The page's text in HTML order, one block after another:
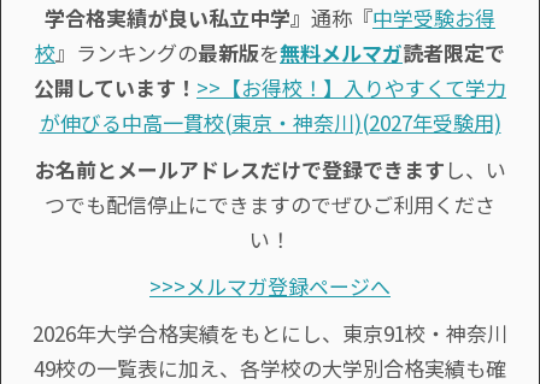
学合格実績が良い私立中学』 通称『中学受験お得
校』ランキングの最新版を無料メルマガ読者限定で
公開しています！ >>【お得校！】入りやすくて学力
が伸びる中高一貫校(東京・神奈川)(2027年受験用)
お名前とメールアドレスだけで登録できます し、い
つでも配信停止にできますのでぜひご利用くださ
い！
>>>メルマガ登録ページへ
2026年大学合格実績をもとにし、東京91校・神奈川
49校の一覧表に加え、各学校の大学別合格実績も確